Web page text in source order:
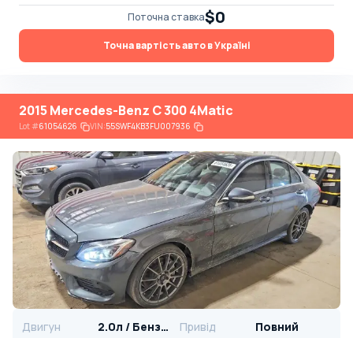
Поточна ставка$0
Точна вартість авто в Україні
2015 Mercedes-Benz C 300 4Matic
Lot#61054626 VIN:55SWF4KB3FU007936
Двигун 2.0л / Бензин Привід
Повний